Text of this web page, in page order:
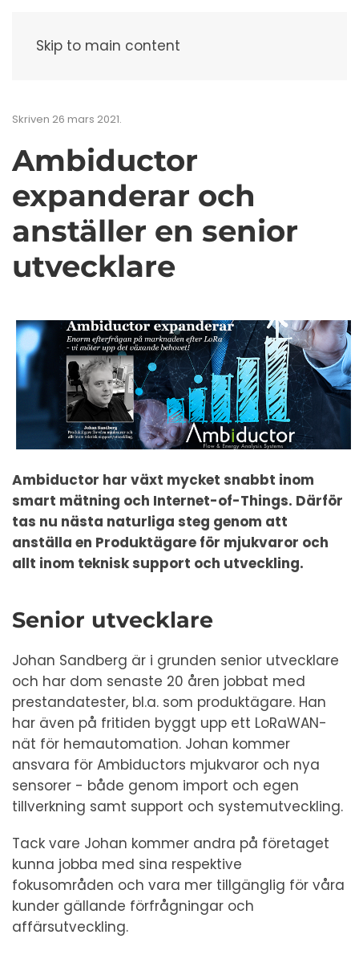
Skip to main content
Skriven 26 mars 2021.
Ambiductor
expanderar och
anställer en senior
utvecklare
Ambiductor har växt mycket snabbt inom
smart mätning och Internet-of-Things. Därför
tas nu nästa naturliga steg genom att
anställa en Produktägare för mjukvaror och
allt inom teknisk support och utveckling.
Senior utvecklare
Johan Sandberg är i grunden senior utvecklare
och har dom senaste 20 åren jobbat med
prestandatester, bl.a. som produktägare. Han
har även på fritiden byggt upp ett LoRaWAN-
nät för hemautomation. Johan kommer
ansvara för Ambiductors mjukvaror och nya
sensorer - både genom import och egen
tillverkning samt support och systemutveckling.
Tack vare Johan kommer andra på företaget
kunna jobba med sina respektive
fokusområden och vara mer tillgänglig för våra
kunder gällande förfrågningar och
affärsutveckling.